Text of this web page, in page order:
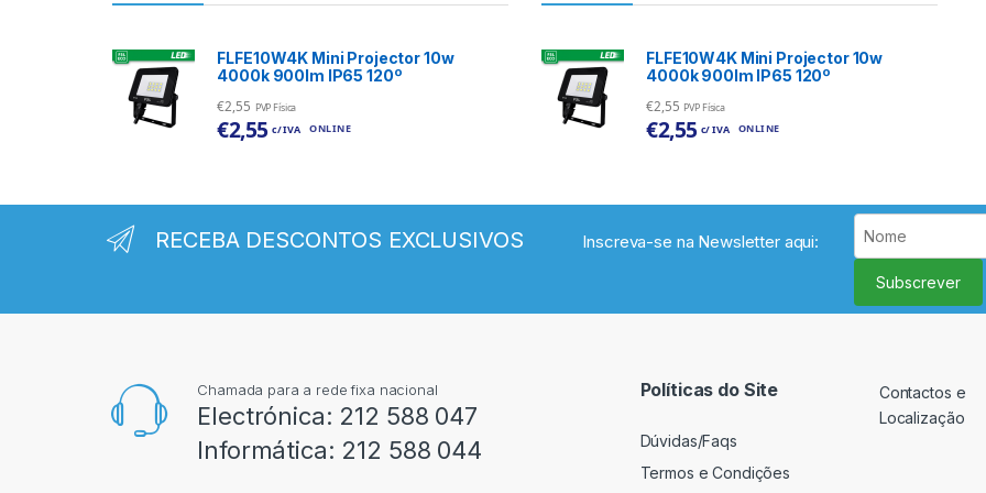
FLFE10W4K Mini Projector 10w
4000k 900lm IP65 120º
€2,55 PVP Física
€2,55 c/ IVA ONLINE
FLFE10W4K Mini Projector 10w
4000k 900lm IP65 120º
€2,55 PVP Física
€2,55 c/ IVA ONLINE
RECEBA DESCONTOS EXCLUSIVOS Inscreva-se na Newsletter aqui:
Subscrever
Chamada para a rede fixa nacional
Electrónica: 212 588 047
Informática: 212 588 044
Políticas do Site
Dúvidas/Faqs
Termos e Condições
Contactos e
Localização